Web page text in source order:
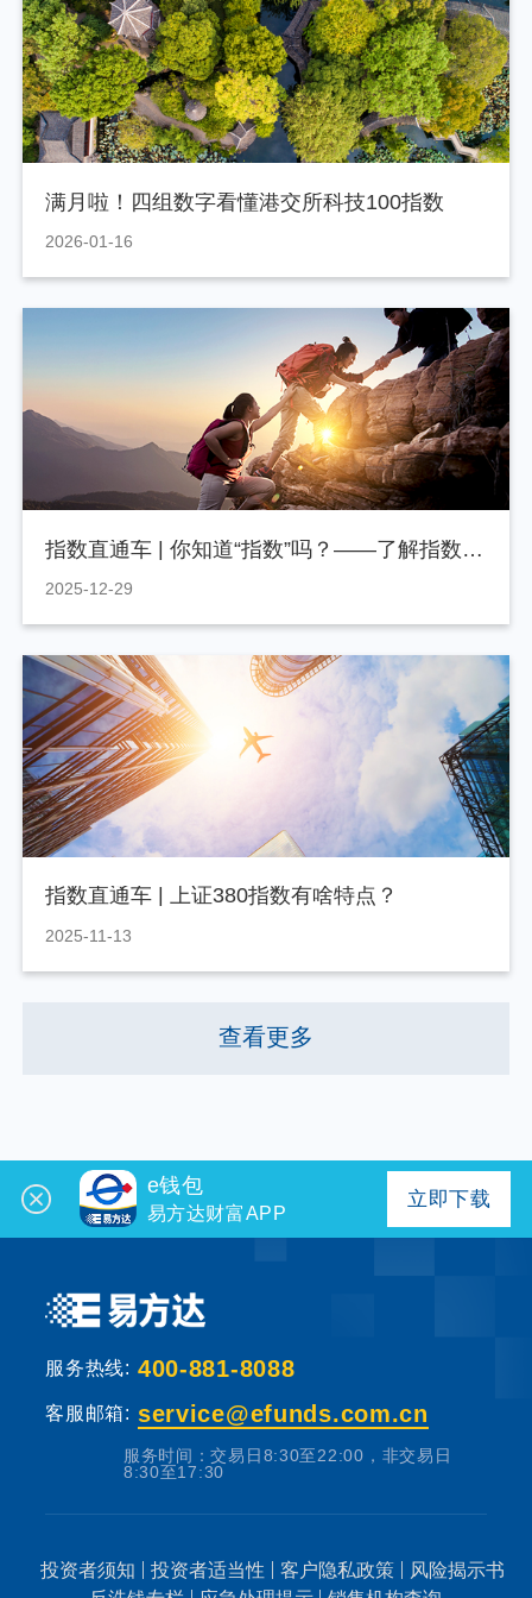
满月啦！四组数字看懂港交所科技100指数
2026-01-16
指数直通车 | 你知道“指数”吗？——了解指数和看人竟有异曲同工之处
2025-12-29
指数直通车 | 上证380指数有啥特点？
2025-11-13
查看更多
e钱包
易方达财富APP
立即下载
服务热线: 400-881-8088
客服邮箱: service@efunds.com.cn
服务时间：交易日8:30至22:00，非交易日
8:30至17:30
投资者须知 投资者适当性 客户隐私政策
风险揭示书